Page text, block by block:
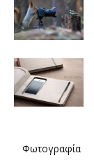
Φωτογραφία